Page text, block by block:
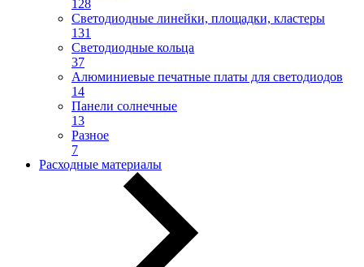
128
Светодиодные линейки, площадки, кластеры
131
Светодиодные кольца
37
Алюминиевые печатные платы для светодиодов
14
Панели солнечные
13
Разное
7
Расходные материалы